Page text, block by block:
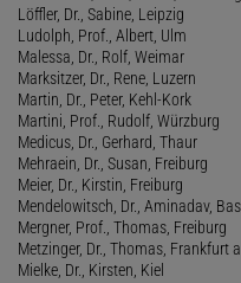
Löffler, Dr., Sabine, Leipzig
Ludolph, Prof., Albert, Ulm
Malessa, Dr., Rolf, Weimar
Marksitzer, Dr., Rene, Luzern
Martin, Dr., Peter, Kehl-Kork
Martini, Prof., Rudolf, Würzburg
Medicus, Dr., Gerhard, Thaur
Mehraein, Dr., Susan, Freiburg
Meier, Dr., Kirstin, Freiburg
Mendelowitsch, Dr., Aminadav,
Mergner, Prof., Thomas, Freiburg
Metzinger, Dr., Thomas, Frankfurt
Mielke, Dr., Kirsten, Kiel